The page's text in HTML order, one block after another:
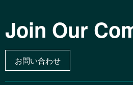
Join Our
お問い合わせ